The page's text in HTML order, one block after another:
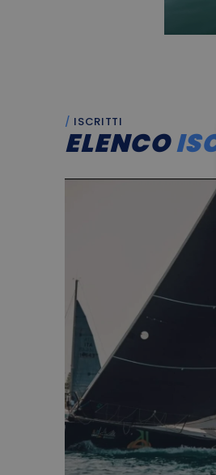
ISCRITTI
ELENCO